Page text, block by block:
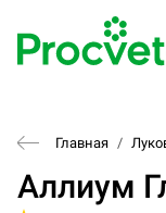
Главная /
Аллиум